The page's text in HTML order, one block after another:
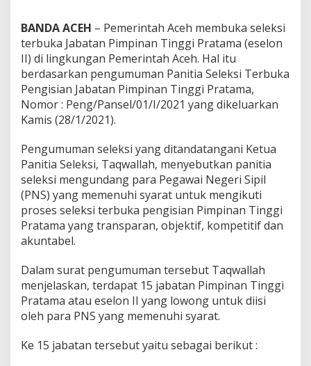
k
s
i
P
e
j
a
t
E
s
e
l
o
n
BANDA ACEH – Pemerintah Aceh membuka seleksi
terbuka Jabatan Pimpinan Tinggi Pratama (eselon
II) di lingkungan Pemerintah Aceh. Hal itu
berdasarkan pengumuman Panitia Seleksi Terbuka
Pengisian Jabatan Pimpinan Tinggi Pratama,
Nomor : Peng/Pansel/01/I/2021 yang dikeluarkan
Kamis (28/1/2021).
Pengumuman seleksi yang ditandatangani Ketua
Panitia Seleksi, Taqwallah, menyebutkan panitia
seleksi mengundang para Pegawai Negeri Sipil
(PNS) yang memenuhi syarat untuk mengikuti
proses seleksi terbuka pengisian Pimpinan Tinggi
Pratama yang transparan, objektif, kompetitif dan
akuntabel.
Dalam surat pengumuman tersebut Taqwallah
menjelaskan, terdapat 15 jabatan Pimpinan Tinggi
Pratama atau eselon II yang lowong untuk diisi
oleh para PNS yang memenuhi syarat.
Ke 15 jabatan tersebut yaitu sebagai berikut :